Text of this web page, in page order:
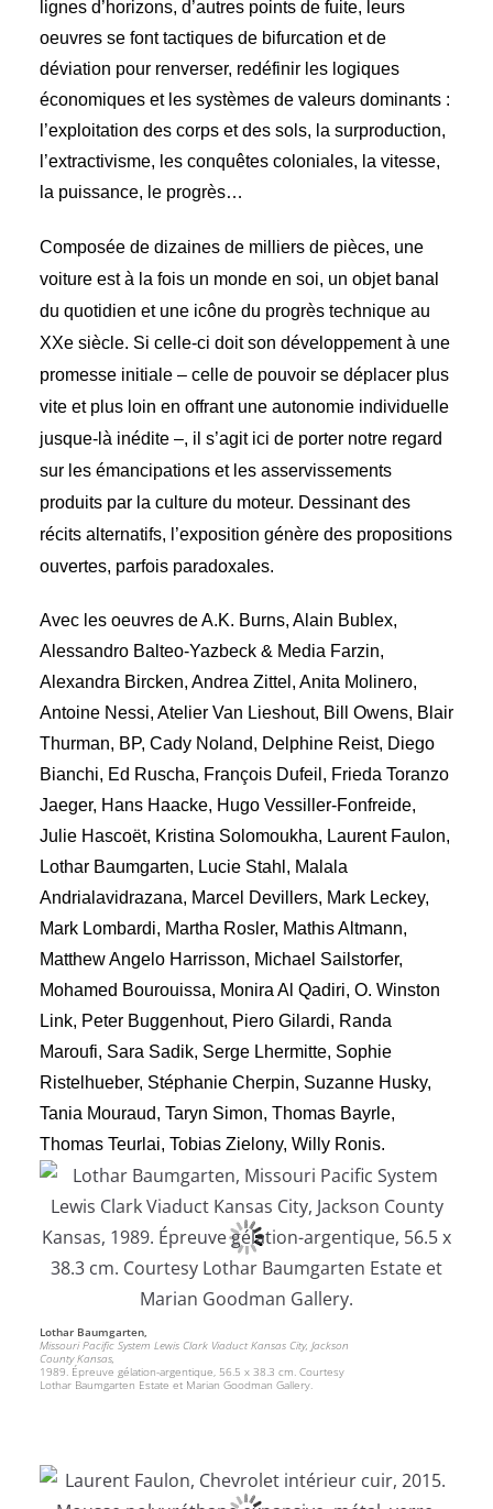
lignes d’horizons, d’autres points de fuite, leurs
oeuvres se font tactiques de bifurcation et de
déviation pour renverser, redéfinir les logiques
économiques et les systèmes de valeurs dominants :
l’exploitation des corps et des sols, la surproduction,
l’extractivisme, les conquêtes coloniales, la vitesse,
la puissance, le progrès…
Composée de dizaines de milliers de pièces, une
voiture est à la fois un monde en soi, un objet banal
du quotidien et une icône du progrès technique au
XXe siècle. Si celle-ci doit son développement à une
promesse initiale – celle de pouvoir se déplacer plus
vite et plus loin en offrant une autonomie individuelle
jusque-là inédite –, il s’agit ici de porter notre regard
sur les émancipations et les asservissements
produits par la culture du moteur. Dessinant des
récits alternatifs, l’exposition génère des propositions
ouvertes, parfois paradoxales.
Avec les oeuvres de A.K. Burns, Alain Bublex,
Alessandro Balteo-Yazbeck & Media Farzin,
Alexandra Bircken, Andrea Zittel, Anita Molinero,
Antoine Nessi, Atelier Van Lieshout, Bill Owens, Blair
Thurman, BP, Cady Noland, Delphine Reist, Diego
Bianchi, Ed Ruscha, François Dufeil, Frieda Toranzo
Jaeger, Hans Haacke, Hugo Vessiller-Fonfreide,
Julie Hascoët, Kristina Solomoukha, Laurent Faulon,
Lothar Baumgarten, Lucie Stahl, Malala
Andrialavidrazana, Marcel Devillers, Mark Leckey,
Mark Lombardi, Martha Rosler, Mathis Altmann,
Matthew Angelo Harrisson, Michael Sailstorfer,
Mohamed Bourouissa, Monira Al Qadiri, O. Winston
Link, Peter Buggenhout, Piero Gilardi, Randa
Maroufi, Sara Sadik, Serge Lhermitte, Sophie
Ristelhueber, Stéphanie Cherpin, Suzanne Husky,
Tania Mouraud, Taryn Simon, Thomas Bayrle,
Thomas Teurlai, Tobias Zielony, Willy Ronis.
Lothar Baumgarten,
Missouri Pacific System Lewis Clark Viaduct Kansas City, Jackson
County Kansas,
1989. Épreuve gélation-argentique, 56.5 x 38.3 cm. Courtesy
Lothar Baumgarten Estate et Marian Goodman Gallery.